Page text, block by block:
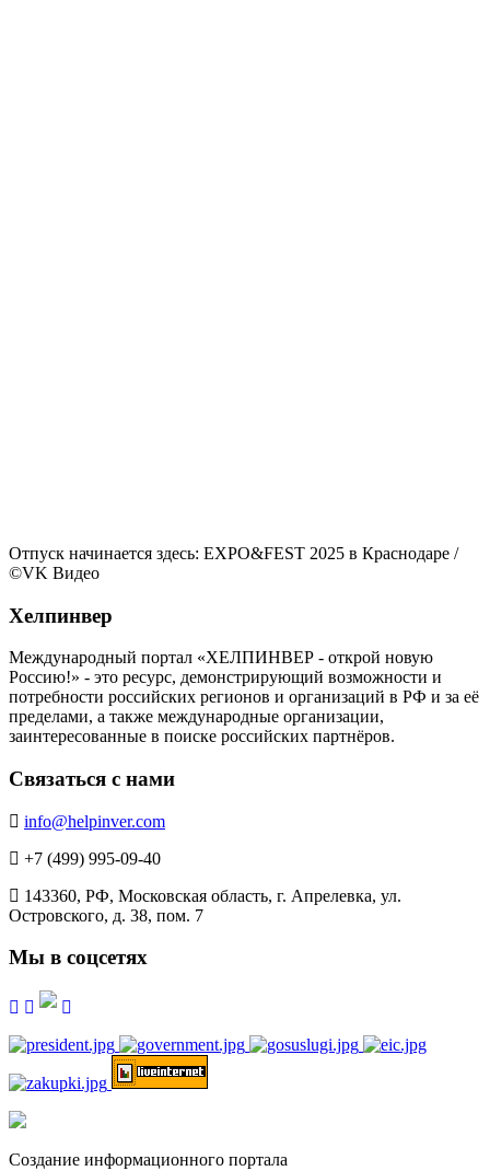
Отпуск начинается здесь: EXPO&FEST 2025 в Краснодаре /
©VK Видео
Хелпинвер
Международный портал «ХЕЛПИНВЕР - открой новую
Россию!» - это ресурс, демонстрирующий возможности и
потребности российских регионов и организаций в РФ и за её
пределами, а также международные организации,
заинтересованные в поиске российских партнёров.
Связаться с нами
info@helpinver.com
+7 (499) 995-09-40
143360, РФ, Московская область, г. Апрелевка, ул.
Островского, д. 38, пом. 7
Мы в соцсетях
Создание информационного портала